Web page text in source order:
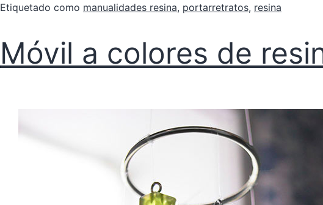
Etiquetado como manualidades resina, portarretratos, resina
Móvil a colores de